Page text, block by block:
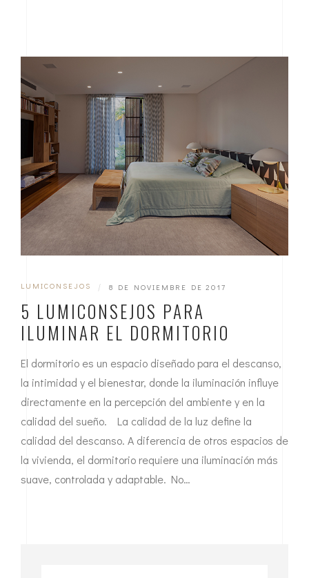
LUMICONSEJOS | 8 DE NOVIEMBRE DE 2017
5 LUMICONSEJOS PARA
ILUMINAR EL DORMITORIO
El dormitorio es un espacio diseñado para el descanso,
la intimidad y el bienestar, donde la iluminación influye
directamente en la percepción del ambiente y en la
calidad del sueño. La calidad de la luz define la
calidad del descanso. A diferencia de otros espacios de
la vivienda, el dormitorio requiere una iluminación más
suave, controlada y adaptable. No…